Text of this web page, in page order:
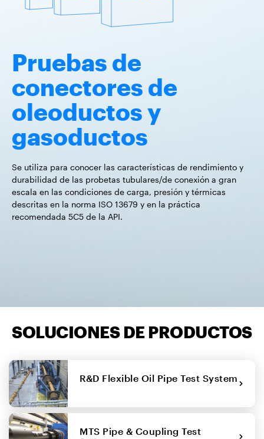
Pruebas de
conectores de
oleoductos y
gasoductos
Se utiliza para conocer las características de rendimiento y
durabilidad de las probetas tubulares/de conexión a gran
escala en las condiciones de carga, presión y térmicas
descritas en la norma ISO 13679 y en la práctica
recomendada 5C5 de la API.
SOLUCIONES DE PRODUCTOS
R&D Flexible Oil Pipe Test System
MTS Pipe & Coupling Test